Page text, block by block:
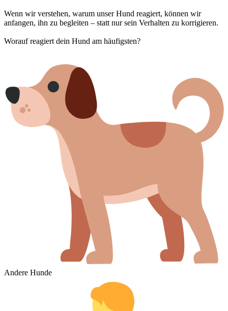
Wenn wir verstehen, warum unser Hund reagiert, können wir
anfangen, ihn zu begleiten – statt nur sein Verhalten zu korrigieren.
Worauf reagiert dein Hund am häufigsten?
Andere Hunde